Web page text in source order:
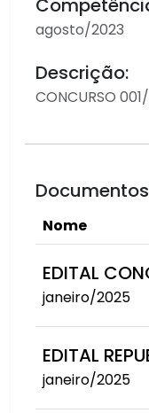
agosto/2023
Descrição:
CONCURSO
Nome
EDITAL
janeiro/2025
EDITAL
janeiro/2025